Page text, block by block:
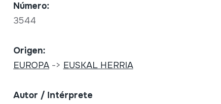
Número:
3544
Origen:
EUROPA-> EUSKAL HERRIA
Autor / Intérprete